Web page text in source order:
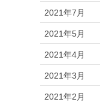
2021年7月
2021年5月
2021年4月
2021年3月
2021年2月